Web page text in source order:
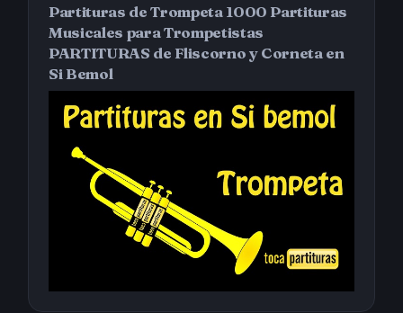
Partituras de Trompeta 1000 Partituras
Musicales para Trompetistas
PARTITURAS de Fliscorno y Corneta en
Si Bemol